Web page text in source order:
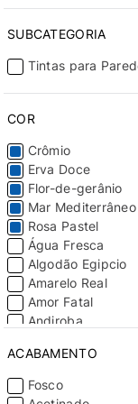
SUBCATEGORIA
Tintas para
COR
Crômio
Erva Doce
Flor-de-gerânio
Mar Mediterrâneo
Rosa Pastel
Água Fresca
Algodão Egipcio
Amarelo Real
Amor Fatal
Andiroba
Azeitona
Azul-marinho
Bananada
ACABAMENTO
Fosco